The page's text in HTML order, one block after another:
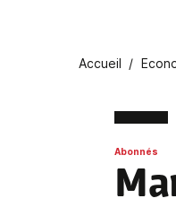
Fil d'Ariane
Accueil
Abonnés